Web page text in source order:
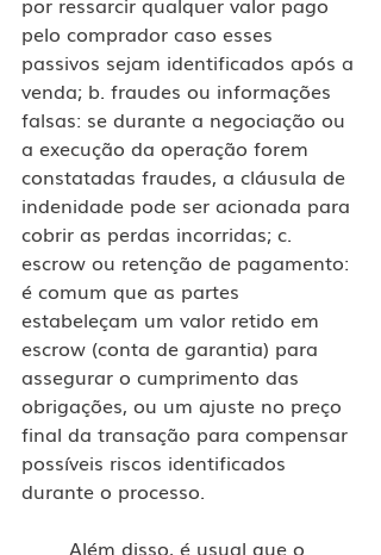
pelo comprador caso esses
passivos sejam identificados após a
venda; b. fraudes ou informações
falsas: se durante a negociação ou
a execução da operação forem
constatadas fraudes, a cláusula de
indenidade pode ser acionada para
cobrir as perdas incorridas; c.
escrow ou retenção de pagamento:
é comum que as partes
estabeleçam um valor retido em
escrow (conta de garantia) para
assegurar o cumprimento das
obrigações, ou um ajuste no preço
final da transação para compensar
possíveis riscos identificados
durante o processo.